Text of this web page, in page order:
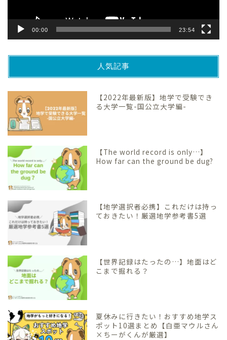
00:00 23:54
人気記事
【2022年最新版】地学で受験でき
る大学一覧-国公立大学編-
【The world record is only…】
How far can the ground be dug?
【地学選択者必携】これだけは持っ
ておきたい！厳選地学参考書5選
【世界記録はたったの…】地面はど
こまで掘れる？
夏休みに行きたい！おすすめ地学ス
ポット10選まとめ【白亜マウルさん
×ちーがくんが厳選】